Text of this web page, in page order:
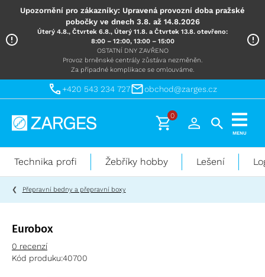
Upozornění pro zákazníky: Upravená provozní doba pražské
pobočky ve dnech 3.8. až 14.8.2026
Úterý 4.8., Čtvrtek 6.8., Úterý 11.8. a Čtvrtek 13.8. otevřeno:
8:00 – 12:00, 13:00 – 15:00
OSTATNÍ DNY ZAVŘENO
Provoz brněnské centrály zůstáva nezměněn.
Za případné komplikace se omlouváme.
+420 543 234 727 obchod@zarges.cz
Technika
práci
výškách
0
MENU
Technika profi Žebříky hobby Lešení
Přepravní bedny a přepravní boxy
Eurobox
0 recenzí
Kód produku:40700